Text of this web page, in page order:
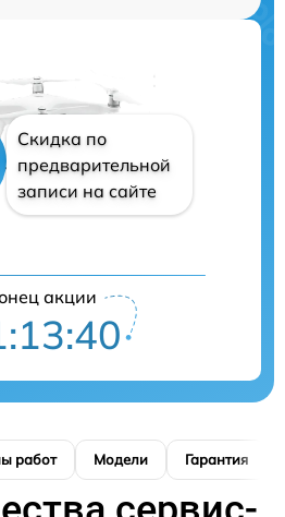
Скидка по
предварительной
записи на сайте
акции
работ Модели Гарантия